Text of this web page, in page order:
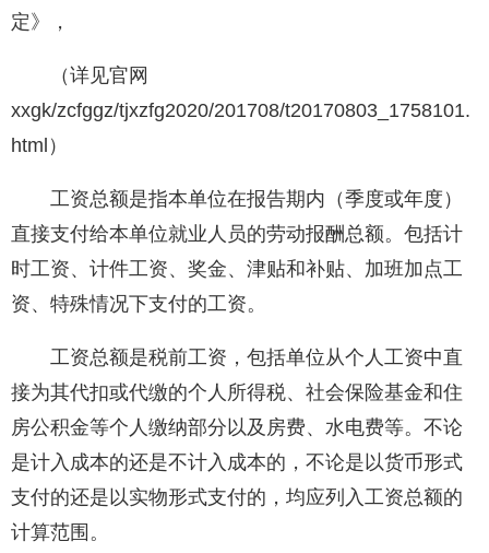
定》，
（详见官网
xxgk/zcfggz/tjxzfg2020/201708/t20170803_1758101.
html）
工资总额是指本单位在报告期内（季度或年度）
直接支付给本单位就业人员的劳动报酬总额。包括计
时工资、计件工资、奖金、津贴和补贴、加班加点工
资、特殊情况下支付的工资。
工资总额是税前工资，包括单位从个人工资中直
接为其代扣或代缴的个人所得税、社会保险基金和住
房公积金等个人缴纳部分以及房费、水电费等。不论
是计入成本的还是不计入成本的，不论是以货币形式
支付的还是以实物形式支付的，均应列入工资总额的
计算范围。